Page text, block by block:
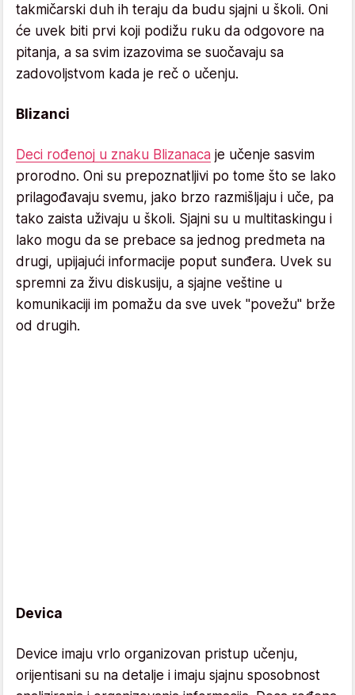
takmičarski duh ih teraju da budu sjajni u školi. Oni
će uvek biti prvi koji podižu ruku da odgovore na
pitanja, a sa svim izazovima se suočavaju sa
zadovoljstvom kada je reč o učenju.
Blizanci
Deci rođenoj u znaku Blizanaca je učenje sasvim
prorodno. Oni su prepoznatljivi po tome što se lako
prilagođavaju svemu, jako brzo razmišljaju i uče, pa
tako zaista uživaju u školi. Sjajni su u multitaskingu i
lako mogu da se prebace sa jednog predmeta na
drugi, upijajući informacije poput sunđera. Uvek su
spremni za živu diskusiju, a sjajne veštine u
komunikaciji im pomažu da sve uvek "povežu" brže
od drugih.
Devica
Device imaju vrlo organizovan pristup učenju,
orijentisani su na detalje i imaju sjajnu sposobnost